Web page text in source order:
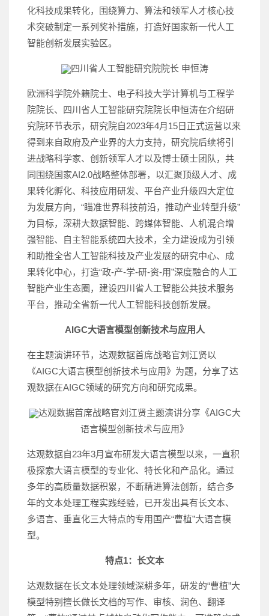
化科技成果转化，围绕算力、算法和领军人才核心技
术突破制定一系列奖补措施，打造好国家新一代人工
智能创新发展实验区。
四川省人工智能研究院院长 申恒涛
欧洲科学院外籍院士、电子科技大学计算机与工程学
院院长、四川省人工智能研究院院长申恒涛在介绍研
究院环节表示，研究院自2023年4月15日正式运营以来
得到来自政府及产业界的大力支持，研究院后续将引
进战略科学家、创新领军人才以及博士硕士团队，共
同围绕国家AI2.0战略整体部署，以汇聚顶级人才、成
果转化孵化、科技应用研发、平台产业升级四大定位
为发展方向，“瞄准世界科技前沿，推动产业转型升级”
为目标，深耕大数据智能、跨媒体智能、人机混合增
强智能、自主智能系统四大技术，全力建设成为引领
和助推全省人工智能科技及产业发展的研究中心、成
果转化中心，打造“政-产-学-研-资-用”深度融合的人工
智能产业生态圈，建设四川省人工智能公共技术服务
平台，推动全省新一代人工智能科技创新发展。
AIGC大语言模型创新技术与应用人
在主题演讲环节，达观数据首席战略官刘江贤以
《AIGC大语言模型创新技术与应用》为题，分享了达
观数据在AIGC领域的研究方向和研究成果。
达观数据首席战略官刘江贤主题演讲分享《AIGC大
语言模型创新技术与应用》
达观数据自23年3月宣布研发大语言模型以来，一直积
极探索大语言模型的专业化、特长化和产品化。通过
多年的高质量数据积累，不断精进算法创新，结合多
年的文本处理工程实践经验，已开发出具有长文本、
多语言、垂直化三大特点的专用国产“曹植”大语言模
型。
特点1：长文本
达观数据在长文本处理领域深耕多年，研发的“曹植”大
模型特别擅长做长文档的写作、审核、润色、翻译